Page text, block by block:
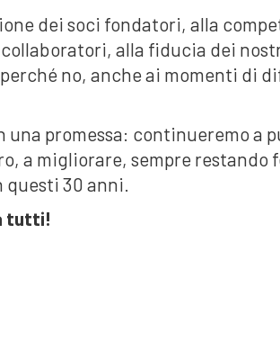
dei soci fondatori, alla
alla fiducia dei
no, anche ai momenti di
una promessa: continueremo a
a migliorare, sempre restando
questi 30 anni.
tutti!